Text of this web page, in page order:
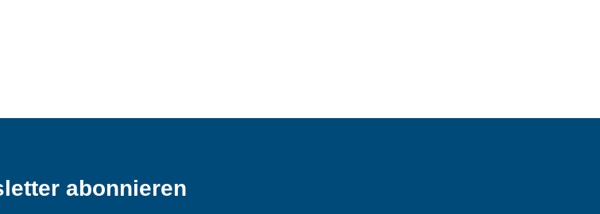
abonnieren